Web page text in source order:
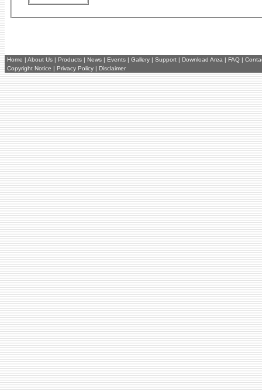
Home | About Us | Products | News | Events | Gallery | Support | Download Area | FAQ |
Copyright Notice | Privacy Policy | Disclaimer